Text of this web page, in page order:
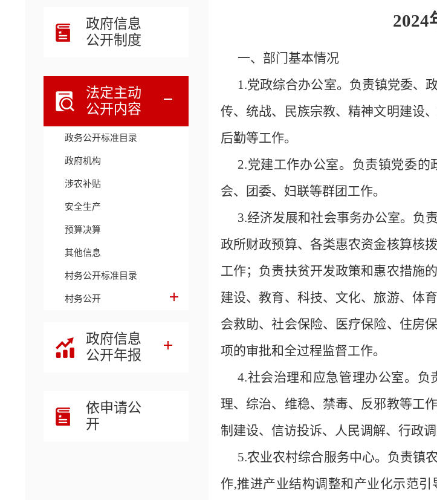
政府信息
公开制度
法定主动
公开内容
政务公开标准目录
政府机构
涉农补贴
安全生产
预算决算
其他信息
村务公开标准目录
村务公开
政府信息
公开年报
依申请公
开
2024
一、部门基本情况
1.党政综合办公室。负责镇党委、
传、统战、民族宗教、精神文明建设
后勤等工作。
2.党建工作办公室。负责镇党委
会、团委、妇联等群团工作。
3.经济发展和社会事务办公室。负
政所财政预算、各类惠农资金核算核
工作；负责扶贫开发政策和惠农措施
建设、教育、科技、文化、旅游、体
会救助、社会保险、医疗保险、住房
项的审批和全过程监督工作。
4.社会治理和应急管理办公室。
理、综治、维稳、禁毒、反邪教等工
制建设、信访投诉、人民调解、行政
5.农业农村综合服务中心。负责镇
作,推进产业结构调整和产业化示范